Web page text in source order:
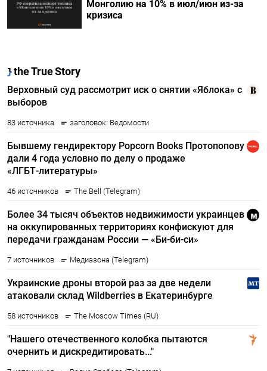
Монголию на 10% в июл/июн из-за
кризиса